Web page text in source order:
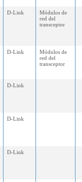
D-Link
Módulos de
red del
transceptor
D-Link
Módulos de
red del
transceptor
D-Link
D-Link
D-Link